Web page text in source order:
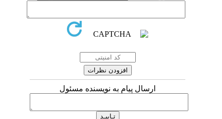
ارسال پیام به نویسنده مسئول